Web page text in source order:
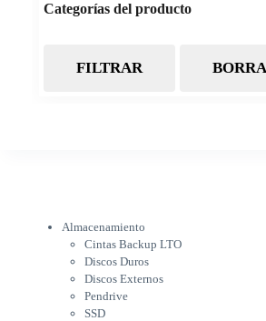
Categorías del producto
Almacenamiento
Cámaras
Cargadores
IOT
Pantalla de proyección
Pantallas
FILTRAR
Almacenamiento
Cintas Backup LTO
Discos Duros
Discos Externos
Pendrive
SSD